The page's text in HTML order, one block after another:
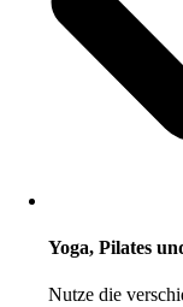
Yoga, Pilates
Nutze die